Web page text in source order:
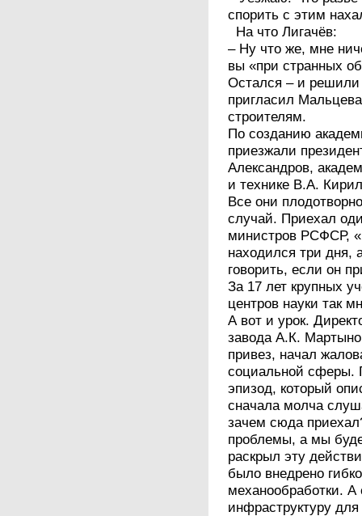
спорить с этим
На что Лигачёв:
– Ну что же, мне
вы «при странных
Остался – и
пригласил
строителям.
По созданию
приезжали
Александров,
и технике В.А.
Все они
случай. Приехал
министров РСФСР,
находился три дня,
говорить, если он
За 17 лет крупных
центров науки так
А вот и урок.
завода А.К.
привез, начал
социальной сферы.
эпизод, который
сначала молча
зачем сюда
проблемы, а мы
раскрыл эту
было внедрено
механообработки.
инфраструктуру